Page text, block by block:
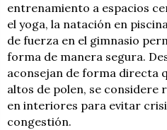
entrenamiento a espacios
el yoga, la natación en
de fuerza en el gimnasio
forma de manera segura.
aconsejan de forma directa
altos de polen, se
en interiores para evitar
congestión.